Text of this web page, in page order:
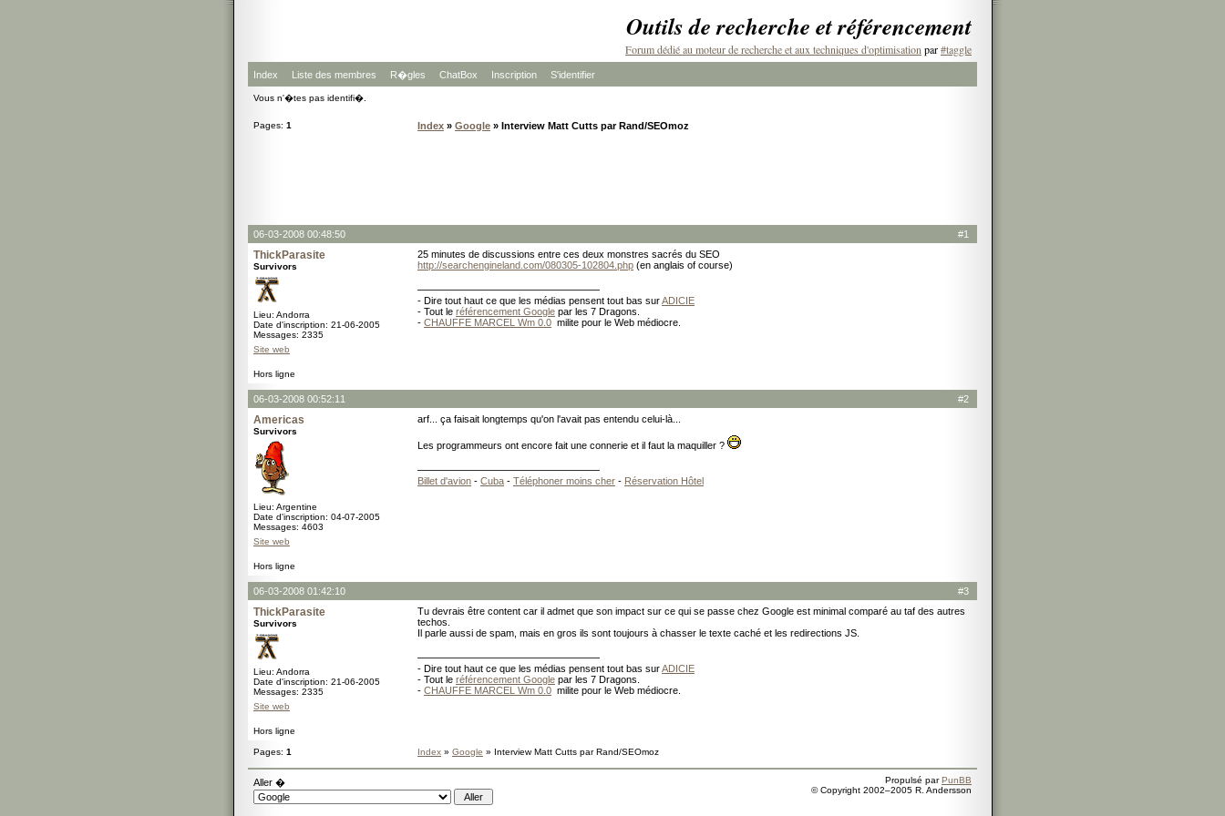
Outils de recherche et référencement
Forum dédié au moteur de recherche et aux techniques d'optimisation par#taggle
Index Liste des membres R�gles ChatBox Inscription S'identifier
Vous n'�tes pas identifi�.
Pages: 1 Index » Google » Interview Matt Cutts par Rand/SEOmoz
#1
06-03-2008 00:48:50
ThickParasite
Survivors
Lieu: Andorra
Date d'inscription: 21-06-2005
Messages: 2335
Site web
25 minutes de discussions entre ces deux monstres sacrés du SEO
http://searchengineland.com/080305-102804.php (en anglais of course)
- Dire tout haut ce que les médias pensent tout bas surADICIE
- Tout le référencement Google par les 7 Dragons.
- CHAUFFE MARCEL Wm 0.0 milite pour le Web médiocre.
Hors ligne
#2
06-03-2008 00:52:11
Americas
Survivors
Lieu: Argentine
Date d'inscription: 04-07-2005
Messages: 4603
Site web
arf... ça faisait longtemps qu'on l'avait pas entendu celui-là...
Les programmeurs ont encore fait une connerie et il faut la maquiller ?
Billet d'avion - Cuba - Téléphoner moins cher - Réservation Hôtel
Hors ligne
#3
06-03-2008 01:42:10
ThickParasite
Survivors
Lieu: Andorra
Date d'inscription: 21-06-2005
Messages: 2335
Site web
Tu devrais être content car il admet que son impact sur ce qui se passe chez Google est minimal comparé au taf des autres
techos.
Il parle aussi de spam, mais en gros ils sont toujours à chasser le texte caché et les redirections JS.
- Dire tout haut ce que les médias pensent tout bas surADICIE
- Tout le référencement Google par les 7 Dragons.
- CHAUFFE MARCEL Wm 0.0 milite pour le Web médiocre.
Hors ligne
Pages: 1 Index » Google » Interview Matt Cutts par Rand/SEOmoz
Aller � Propulsé parPunBB
© Copyright 2002–2005 R. Andersson